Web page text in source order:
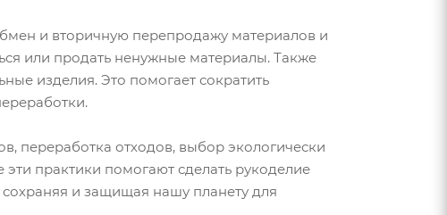
и вторичную перепродажу материалов и
или продать ненужные материалы. Также
изделия. Это помогает сократить
переработка отходов, выбор экологически
практики помогают сделать рукоделие
и защищая нашу планету для